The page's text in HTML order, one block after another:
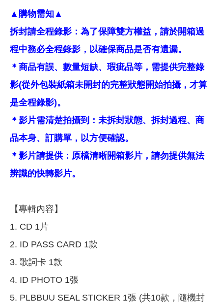
▲購物需知▲
拆封請全程錄影：為了保障雙方權益，請於開箱過
程中務必全程錄影，以確保商品是否有遺漏。
＊商品有誤、數量短缺、瑕疵品等，需提供完整錄
影(從外包裝紙箱未開封的完整狀態開始拍攝，才算
是全程錄影)。
＊影片需清楚拍攝到：未拆封狀態、拆封過程、商
品本身、訂購單，以方便確認。
＊影片請提供：原檔清晰開箱影片，請勿提供無法
辨識的快轉影片。
【專輯內容】
1. CD 1片
2. ID PASS CARD 1款
3. 歌詞卡 1款
4. ID PHOTO 1張
5. PLBBUU SEAL STICKER 1張 (共10款，隨機封